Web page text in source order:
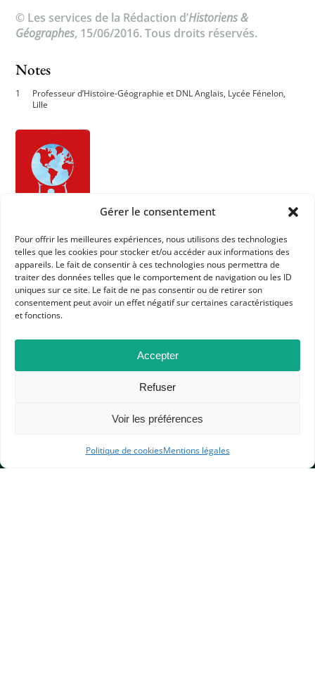
Gérer le consentement
Pour offrir les meilleures expériences, nous utilisons des technologies
telles que les cookies pour stocker et/ou accéder aux informations des
appareils. Le fait de consentir à ces technologies nous permettra de
traiter des données telles que le comportement de navigation ou les ID
uniques sur ce site. Le fait de ne pas consentir ou de retirer son
consentement peut avoir un effet négatif sur certaines caractéristiques
et fonctions.
Accepter
Refuser
Voir les préférences
Politique de cookiesMentions légales
© Les services de la Rédaction d’Historiens &
Géographes, 15/06/2016. Tous droits réservés.
Notes
Professeur d’Histoire-Géographie et DNL Anglais, Lycée Fénelon,
Lille
APHG